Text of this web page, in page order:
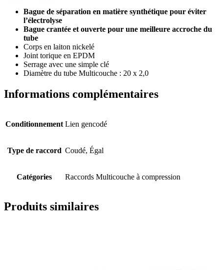
Bague de séparation en matière synthétique pour éviter
l’électrolyse
Bague crantée et ouverte pour une meilleure accroche du
tube
Corps en laiton nickelé
Joint torique en EPDM
Serrage avec une simple clé
Diamètre du tube Multicouche : 20 x 2,0
Informations complémentaires
Conditionnement Lien gencodé
Type de raccord Coudé, Égal
Catégories Raccords Multicouche à compression
Produits similaires